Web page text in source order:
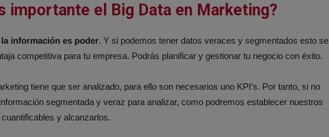
importante el Big Data en Marketing?
la información es poder. Y si podemos tener datos veraces y segmentados esto se
competitiva para tu empresa. Podrás planificar y gestionar tu negocio con éxito.
tiene que ser analizado, para ello son necesarios uno KPI’s. Por tanto, si no
segmentada y veraz para analizar, como podremos establecer nuestros
y alcanzarlos.